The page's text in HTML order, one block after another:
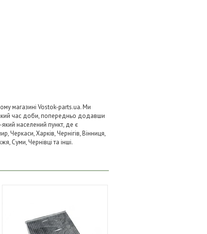
магазині Vostok-parts.ua. Ми
час доби, попередньо додавши
який населений пункт, де є
Черкаси, Харків, Чернігів, Вінниця,
Суми, Чернівці та інші.